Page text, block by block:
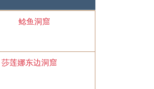
鲶鱼洞窟
莎莲娜东边洞窟